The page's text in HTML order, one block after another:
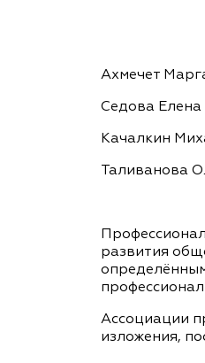
Ахмечет
Седова
Качалкин
Таливанова
развития
Ассоциации
изложения,